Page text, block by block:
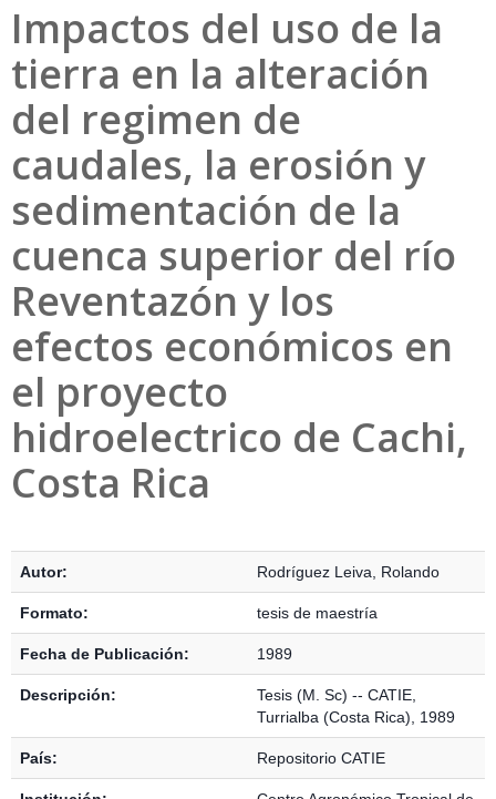
Impactos del uso de la
tierra en la alteración
del regimen de
caudales, la erosión y
sedimentación de la
cuenca superior del río
Reventazón y los
efectos económicos en
el proyecto
hidroelectrico de Cachi,
Costa Rica
Autor: Rodríguez Leiva, Rolando
Formato: tesis de maestría
Fecha de Publicación: 1989
Descripción:
Tesis (M. Sc) -- CATIE,
Turrialba (Costa Rica), 1989
País: Repositorio CATIE